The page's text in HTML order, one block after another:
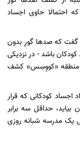
احتمالا حاوی اجساد
گفت که صدها گورِ بدون
کودکان باشد - در نزدیکی
منطقه «کووِسِس» کشف
اجساد کودکانی که قرار
حداقل سه برابر
یک مدرسه شبانه‌ روزی